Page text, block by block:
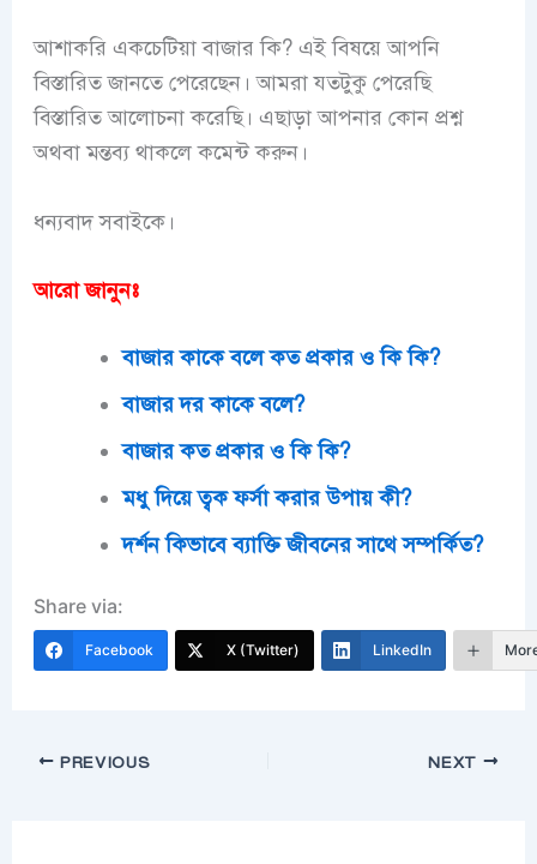
আশাকরি একচেটিয়া বাজার কি? এই বিষয়ে আপনি
বিস্তারিত জানতে পেরেছেন। আমরা যতটুকু পেরেছি
বিস্তারিত আলোচনা করেছি। এছাড়া আপনার কোন প্রশ্ন
অথবা মন্তব্য থাকলে কমেন্ট করুন।
ধন্যবাদ সবাইকে।
আরো জানুনঃ
বাজার কাকে বলে কত প্রকার ও কি কি?
বাজার দর কাকে বলে?
বাজার কত প্রকার ও কি কি?
মধু দিয়ে ত্বক ফর্সা করার উপায় কী?
দর্শন কিভাবে ব্যাক্তি জীবনের সাথে সম্পর্কিত?
Share via:
Facebook X (Twitter) LinkedIn
PREVIOUS NEXT